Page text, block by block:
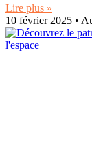
Lire plus »
10 février 2025